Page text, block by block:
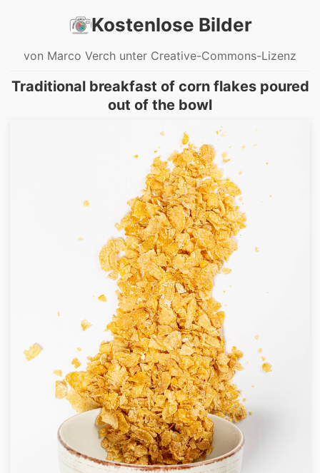
Kostenlose Bilder
von Marco Verch unter Creative-Commons-Lizenz
Traditional breakfast of corn flakes poured
out of the bowl